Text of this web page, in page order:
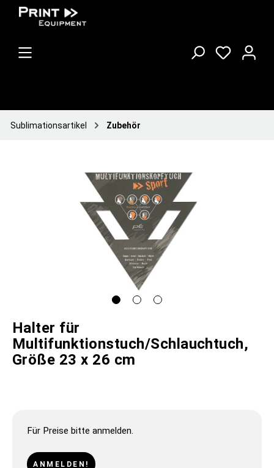
Sublimationsartikel Zubehör
Halter für
Multifunktionstuch/Schlauchtuch,
Größe 23 x 26 cm
Für Preise bitte anmelden.
ANMELDEN!